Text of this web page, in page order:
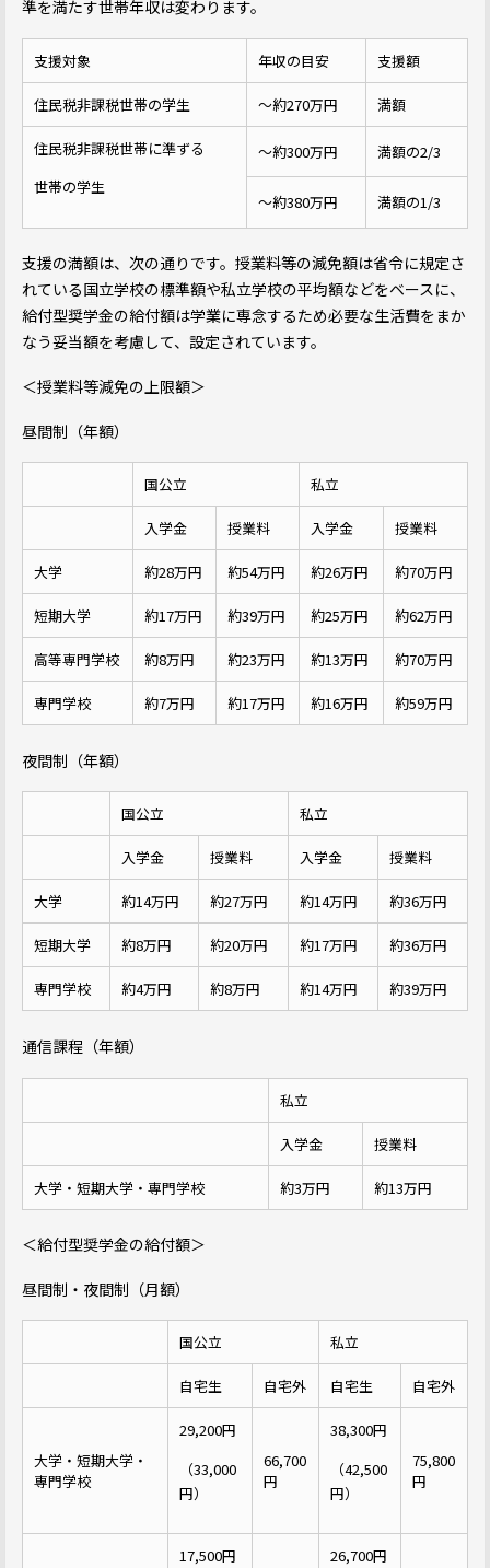
準を満たす世帯年収は変わります。
支援対象 年収の目安 支援額
住民税非課税世帯の学生 ～約270万円 満額
住民税非課税世帯に準ずる
世帯の学生
～約300万円 満額の2/3
～約380万円 満額の1/3
支援の満額は、次の通りです。授業料等の減免額は省令に規定さ
れている国立学校の標準額や私立学校の平均額などをベースに、
給付型奨学金の給付額は学業に専念するため必要な生活費をまか
なう妥当額を考慮して、設定されています。
＜授業料等減免の上限額＞
昼間制（年額）
国公立 私立
入学金 授業料 入学金 授業料
大学 約28万円 約54万円 約26万円 約70万円
短期大学 約17万円 約39万円 約25万円 約62万円
高等専門学校 約8万円 約23万円 約13万円 約70万円
専門学校 約7万円 約17万円 約16万円 約59万円
夜間制（年額）
国公立 私立
入学金 授業料 入学金 授業料
大学 約14万円 約27万円 約14万円 約36万円
短期大学 約8万円 約20万円 約17万円 約36万円
専門学校 約4万円 約8万円 約14万円 約39万円
通信課程（年額）
私立
入学金 授業料
大学・短期大学・専門学校 約3万円 約13万円
＜給付型奨学金の給付額＞
昼間制・夜間制（月額）
国公立 私立
自宅生 自宅外 自宅生 自宅外
大学・短期大学・
専門学校
29,200円
（33,000
円）
66,700
円
38,300円
（42,500
円）
75,800
円
17,500円
26,700円